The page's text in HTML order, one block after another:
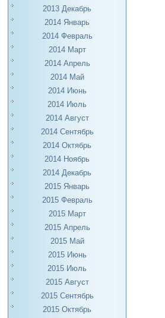
2013 Декабрь
2014 Январь
2014 Февраль
2014 Март
2014 Апрель
2014 Май
2014 Июнь
2014 Июль
2014 Август
2014 Сентябрь
2014 Октябрь
2014 Ноябрь
2014 Декабрь
2015 Январь
2015 Февраль
2015 Март
2015 Апрель
2015 Май
2015 Июнь
2015 Июль
2015 Август
2015 Сентябрь
2015 Октябрь